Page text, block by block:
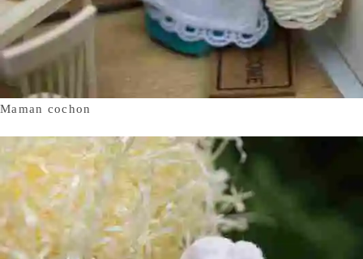
Maman cochon